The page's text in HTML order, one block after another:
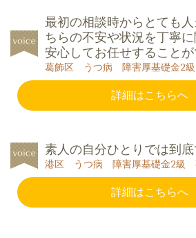
最初の相談時からとても
ちらの不安や状況を丁寧に
安心してお任せすることが
葛飾区 うつ病 障害厚基礎金2
詳細はこちらへ
素人の自分ひとりでは到
港区 うつ病 障害厚基礎金2級
詳細はこちらへ